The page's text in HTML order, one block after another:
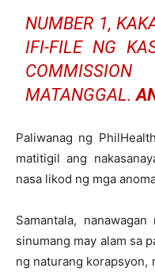
NUMBER 1,
IFI-FILE NG
MATANGGAL.
Paliwanag ng
matitigil ang
nasa likod ng mga
Samantala,
sinumang may alam sa
ng naturang korapsyon,